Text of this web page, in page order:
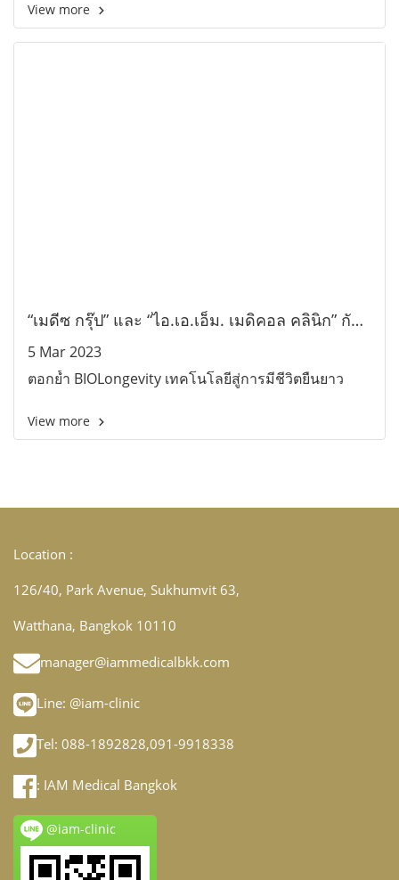
View more
“เมดีซ กรุ๊ป” และ “ไอ.เอ.เอ็ม. เมดิคอล คลินิก” กับ
ความร่วมมือครั้งสำคัญ
5 Mar 2023
ตอกย้ำ BIOLongevity เทคโนโลยีสู่การมีชีวิตยืนยาว
View more
Location :
126/40, Park Avenue, Sukhumvit 63,
Watthana, Bangkok 10110
manager@iammedicalbkk.com
Line: @iam-clinic
Tel: 088-1892828,091-9918338
: IAM Medical Bangkok
@iam-clinic